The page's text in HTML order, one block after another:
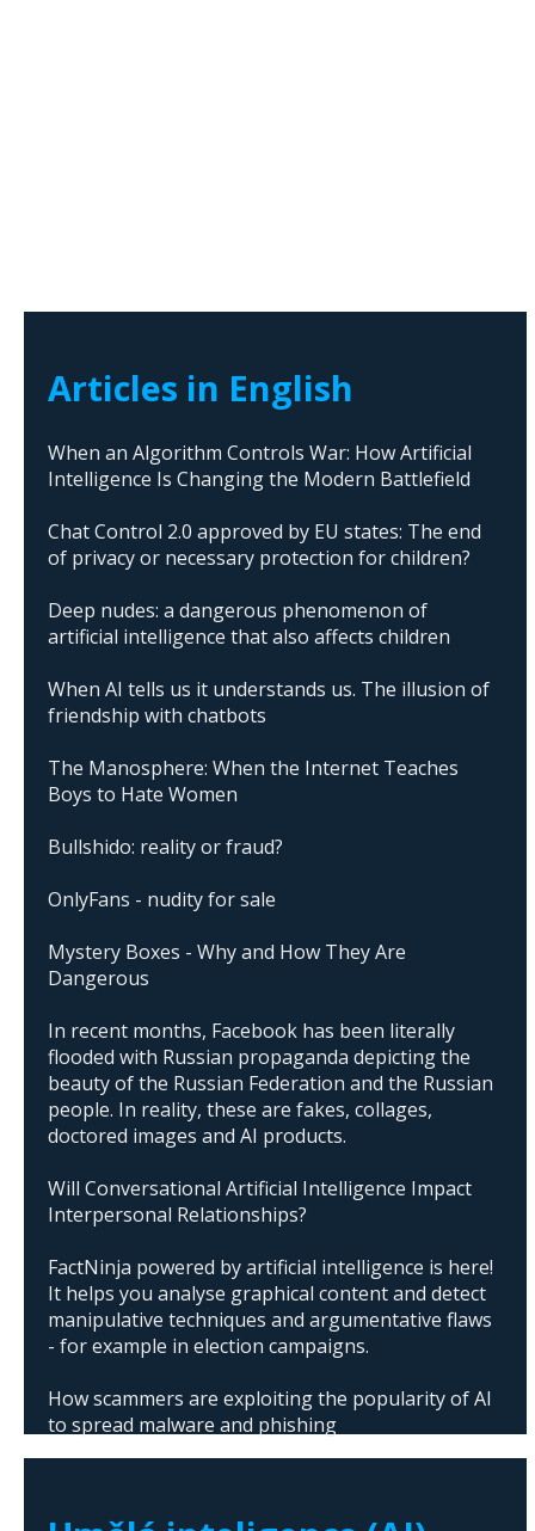
Articles in English
When an Algorithm Controls War: How Artificial
Intelligence Is Changing the Modern Battlefield
Chat Control 2.0 approved by EU states: The end
of privacy or necessary protection for children?
Deep nudes: a dangerous phenomenon of
artificial intelligence that also affects children
When AI tells us it understands us. The illusion of
friendship with chatbots
The Manosphere: When the Internet Teaches
Boys to Hate Women
Bullshido: reality or fraud?
OnlyFans - nudity for sale
Mystery Boxes - Why and How They Are
Dangerous
In recent months, Facebook has been literally
flooded with Russian propaganda depicting the
beauty of the Russian Federation and the Russian
people. In reality, these are fakes, collages,
doctored images and AI products.
Will Conversational Artificial Intelligence Impact
Interpersonal Relationships?
FactNinja powered by artificial intelligence is here!
It helps you analyse graphical content and detect
manipulative techniques and argumentative flaws
- for example in election campaigns.
How scammers are exploiting the popularity of AI
to spread malware and phishing